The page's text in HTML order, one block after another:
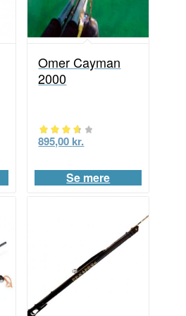
Omer Cayman
2000
Vurderet
ud af 5
895,00 kr.
Se mere